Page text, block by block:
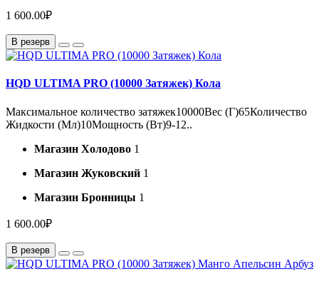
1 600.00₽
В резерв
HQD ULTIMA PRO (10000 Затяжек) Кола
Максимальное количество затяжек10000Вес (Г)65Количество
Жидкости (Мл)10Мощность (Вт)9-12..
Магазин Холодово 1
Магазин Жуковский 1
Магазин Бронницы 1
1 600.00₽
В резерв